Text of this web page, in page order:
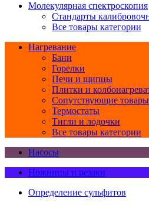
Молекулярная спектроскопия
Стандарты
Все товары категории
Нагревание
Бани
Горелки
Печи и щипцы
Плитки и
Сопутствующие товары
Термостаты
Тигли и лодочки
Все товары категории
Насосы
Ножницы и резаки
Определение сульфитов